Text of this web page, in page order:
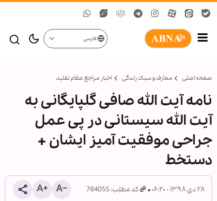
فارسی
صفحه اصلی معارف و سبک زندگی اخبار مراجع عظام تقلید
نامه آیت الله صافی گلپایگانی به
آیت الله سیستانی در پی عمل
جراحی موفقیت آمیز ایشان +
دستخط
۲۸ دی ۱۳۹۸ - ۰۶:۲۰ کد مطلب: 764055